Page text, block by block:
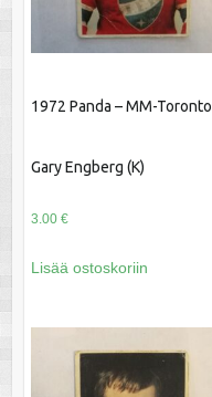
1972 Panda – MM-Toronto
Gary Engberg (K)
3.00 €
Lisää ostoskoriin